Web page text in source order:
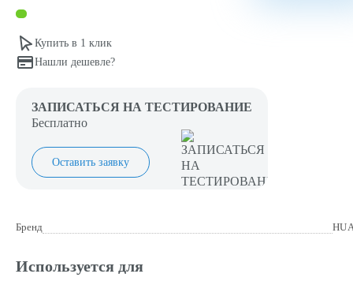
Купить в 1 клик
Нашли дешевле?
ЗАПИСАТЬСЯ НА ТЕСТИРОВАНИЕ
Бесплатно
Оставить заявку
Бренд
Используется для